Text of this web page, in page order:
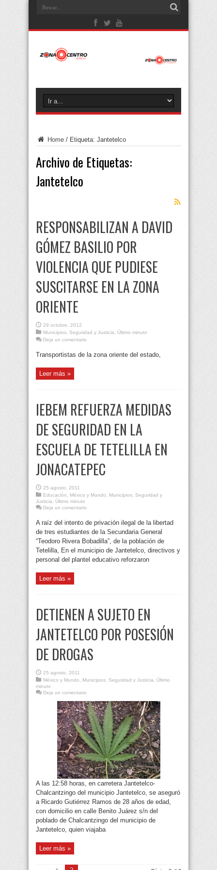
Home / Etiqueta: Jantetelco
Archivo de Etiquetas:
Jantetelco
RESPONSABILIZAN A DAVID
GÓMEZ BASILIO POR
VIOLENCIA QUE PUDIESE
SUSCITARSE EN LA ZONA
ORIENTE
29 octubre, 2012
Municipios, Seguridad y Justicia, Último minuto
Deja un comentario
Transportistas de la zona oriente del estado,
Leer más »
IEBEM REFUERZA MEDIDAS
DE SEGURIDAD EN LA
ESCUELA DE TETELILLA EN
JONACATEPEC
25 agosto, 2011
Educación, México y Mundo, Municipios, Seguridad y
Justicia, Último minuto
Deja un comentario
A raíz del intento de privación ilegal de la libertad
de tres estudiantes de la Secundaria General
“Teodoro Rivera Bobadilla”, de la población de
Tetelilla, En el municipio de Jantetelco, directivos y
personal del plantel educativo reforzaron
Leer más »
DETIENEN A SUJETO EN
JANTETELCO POR POSESIÓN
DE DROGAS
25 agosto, 2011
México y Mundo, Municipios, Seguridad y Justicia, Último
minuto
Deja un comentario
A las 12:58 horas, en carretera Jantetelco-
Chalcantzingo del municipio Jantetelco, se aseguró
a Ricardo Gutiérrez Ramos de 28 años de edad,
con domicilio en calle Benito Juárez s/n del
poblado de Chalcantzingo del municipio de
Jantetelco, quien viajaba
Leer más »